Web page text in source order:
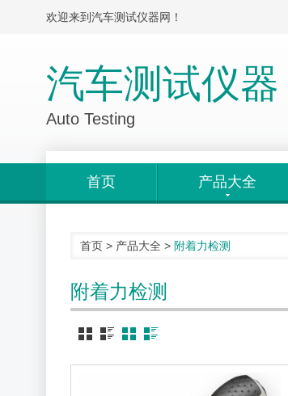
欢迎来到汽车测试仪器网！
汽车测试仪器
Auto Testing
首页 产品大全
首页 > 产品大全 > 附着力检测
附着力检测